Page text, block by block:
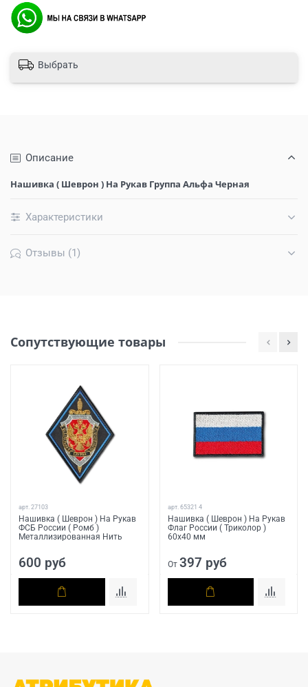
Выбрать
Описание
Нашивка ( Шеврон ) На Рукав Группа Альфа Черная
Характеристики
Отзывы (1)
Сопутствующие товары
арт. 27103
Нашивка ( Шеврон ) На Рукав
ФСБ России ( Ромб )
Металлизированная Нить
600 руб
арт. 65321 4
Нашивка ( Шеврон ) На Рукав
Флаг России ( Триколор )
60х40 мм
От 397 руб